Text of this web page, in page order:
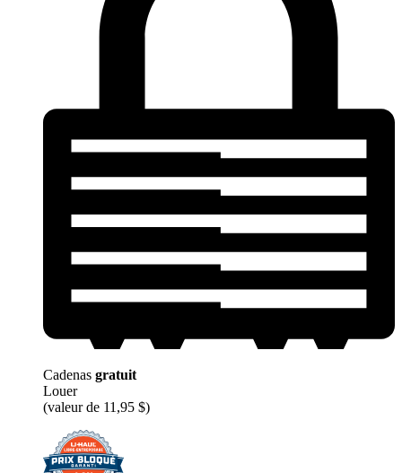
Cadenas gratuit
Louer
(valeur de 11,95 $)